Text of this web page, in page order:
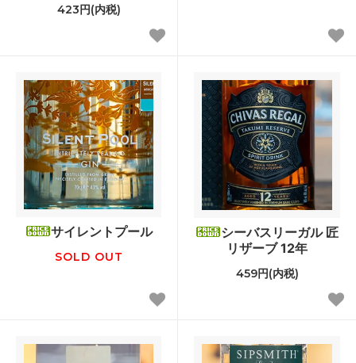
423円(内税)
サイレントプール
SOLD OUT
シーバスリーガル 匠
リザーブ 12年
459円(内税)